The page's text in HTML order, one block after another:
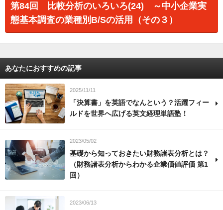
第84回 比較分析のいろいろ(24) ～中小企業実
態基本調査の業種別B/Sの活用（その３）
あなたにおすすめの記事
2025/11/11
「決算書」を英語でなんという？活躍フィー
ルドを世界へ広げる英文経理単語塾！
2023/05/02
基礎から知っておきたい財務諸表分析とは？
（財務諸表分析からわかる企業価値評価 第1
回）
2023/06/13